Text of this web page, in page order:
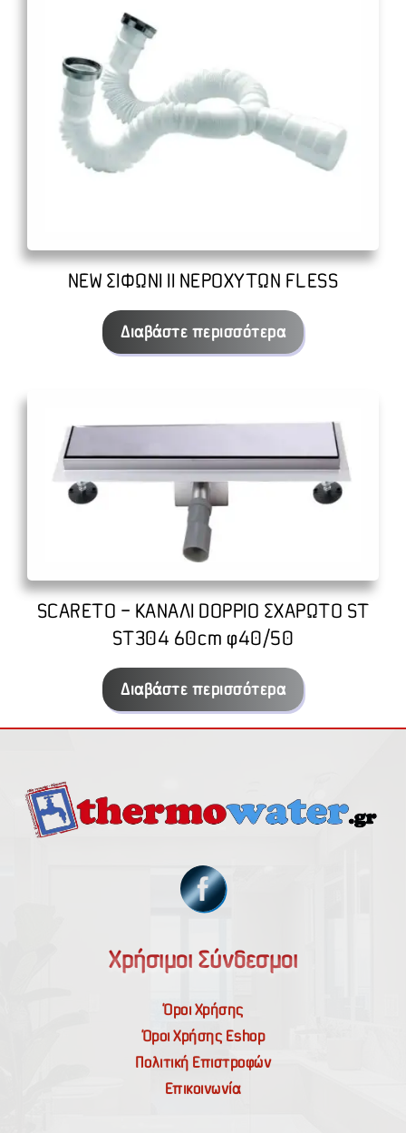
NEW ΣΙΦΩΝΙ ΙΙ ΝΕΡΟΧΥΤΩΝ FLESS
Διαβάστε περισσότερα
SCARETO – ΚΑΝΑΛΙ DOPPIO ΣΧΑΡΩΤΟ ST
ST304 60cm φ40/50
Διαβάστε περισσότερα
Χρήσιμοι Σύνδεσμοι
Όροι Χρήσης
Όροι Χρήσης Εshop
Πολιτική Επιστροφών
Επικοινωνία